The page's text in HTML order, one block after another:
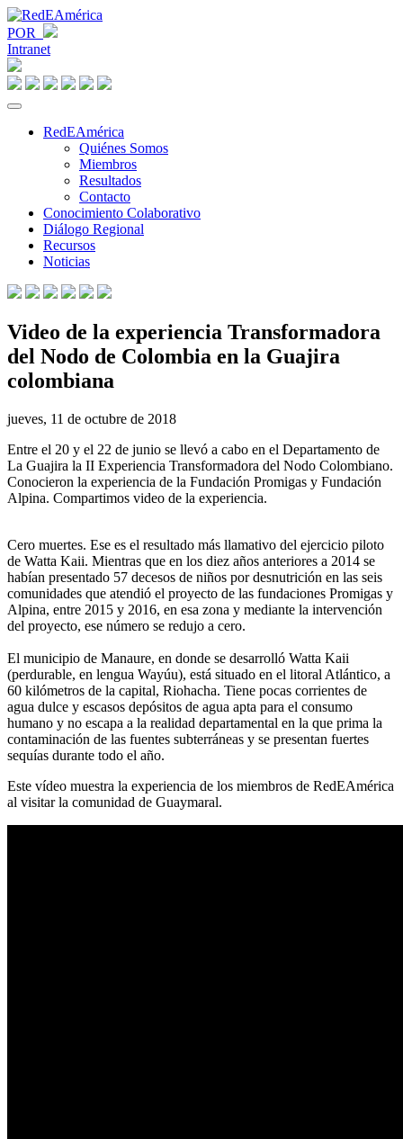
POR
Intranet
RedEAmérica
Quiénes Somos
Miembros
Resultados
Contacto
Conocimiento Colaborativo
Diálogo Regional
Recursos
Noticias
Video de la experiencia Transformadora
del Nodo de Colombia en la Guajira
colombiana
jueves, 11 de octubre de 2018
Entre el 20 y el 22 de junio se llevó a cabo en el Departamento de
La Guajira la II Experiencia Transformadora del Nodo Colombiano.
Conocieron la experiencia de la Fundación Promigas y Fundación
Alpina. Compartimos video de la experiencia.
Cero muertes. Ese es el resultado más llamativo del ejercicio piloto
de Watta Kaii. Mientras que en los diez años anteriores a 2014 se
habían presentado 57 decesos de niños por desnutrición en las seis
comunidades que atendió el proyecto de las fundaciones Promigas y
Alpina, entre 2015 y 2016, en esa zona y mediante la intervención
del proyecto, ese número se redujo a cero.
El municipio de Manaure, en donde se desarrolló Watta Kaii
(perdurable, en lengua Wayúu), está situado en el litoral Atlántico, a
60 kilómetros de la capital, Riohacha. Tiene pocas corrientes de
agua dulce y escasos depósitos de agua apta para el consumo
humano y no escapa a la realidad departamental en la que prima la
contaminación de las fuentes subterráneas y se presentan fuertes
sequías durante todo el año.
Este vídeo muestra la experiencia de los miembros de RedEAmérica
al visitar la comunidad de Guaymaral.